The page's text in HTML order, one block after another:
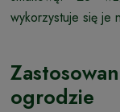
wykorzystuje się je
ogrodzie